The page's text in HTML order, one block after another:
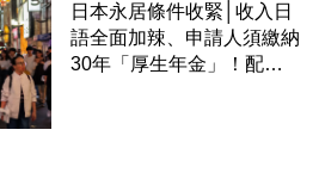
日本永居條件收緊│收入日
語全面加辣、申請人須繳納
30年「厚生年金」！配偶